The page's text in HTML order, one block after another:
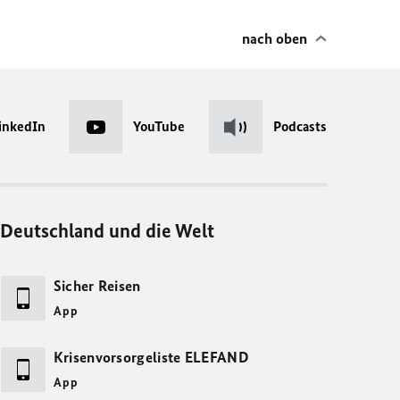
nach oben
YouTube Podcasts
Deutschland und die Welt
Sicher Reisen
App
Krisenvorsorgeliste ELEFAND
App